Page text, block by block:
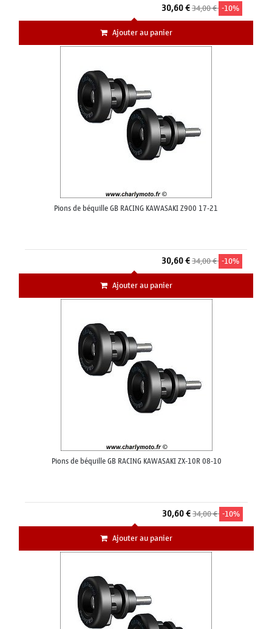
30,60 €34,00 € -10%
Ajouter au panier
Pions de béquille GB RACING KAWASAKI Z900 17-21
30,60 €34,00 € -10%
Ajouter au panier
Pions de béquille GB RACING KAWASAKI ZX-10R 08-10
30,60 €34,00 € -10%
Ajouter au panier